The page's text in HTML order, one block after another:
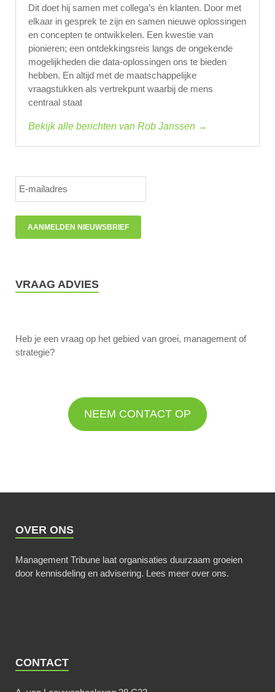
Dit doet hij samen met collega’s én klanten. Door met
elkaar in gesprek te zijn en samen nieuwe oplossingen
en concepten te ontwikkelen. Een kwestie van
pionieren; een ontdekkingsreis langs de ongekende
mogelijkheden die data-oplossingen ons te bieden
hebben. En altijd met de maatschappelijke
vraagstukken als vertrekpunt waarbij de mens
centraal staat
Bekijk alle berichten van Rob Janssen →
VRAAG ADVIES
Heb je een vraag op het gebied van groei, management of
strategie?
NEEM CONTACT OP
OVER ONS
Management Tribune laat organisaties duurzaam groeien
door kennisdeling en advisering. Lees meer over ons.
CONTACT